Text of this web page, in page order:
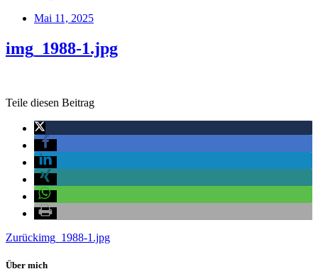
Mai 11, 2025
img_1988-1.jpg
Teile diesen Beitrag
Zurückimg_1988-1.jpg
Über mich